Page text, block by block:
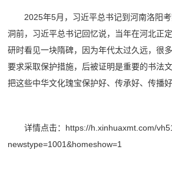
2025年5月，习近平总书记到河南洛阳
洞前，习近平总书记回忆说，当年在河北正
研时看见一块隋碑，因为年代太过久远，很
要求采取保护措施，后被证明是重要的书法
把这些中华文化瑰宝保护好、传承好、传播
详情点击：https://h.xinhuaxmt.com/
newstype=1001&homeshow=1